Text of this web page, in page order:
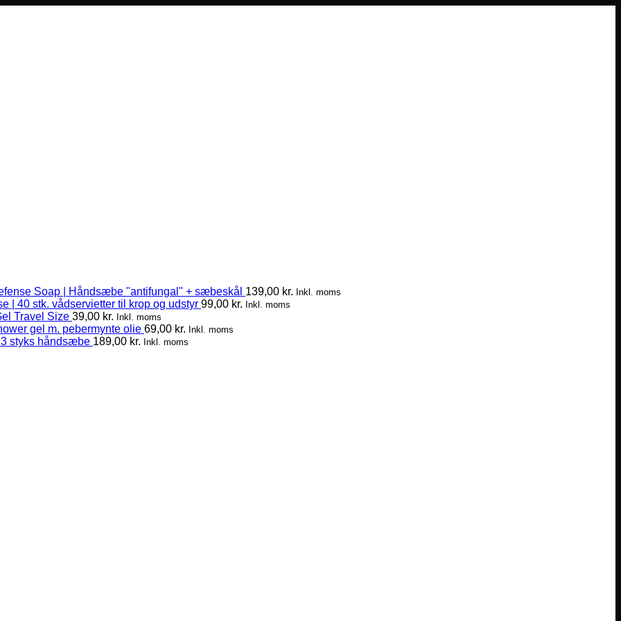
Soap | Håndsæbe "antifungal" + sæbeskål 139,00 kr. Inkl. moms
| 40 stk. vådservietter til krop og udstyr 99,00 kr. Inkl. moms
Travel Size 39,00 kr. Inkl. moms
gel m. pebermynte olie 69,00 kr. Inkl. moms
styks håndsæbe 189,00 kr. Inkl. moms